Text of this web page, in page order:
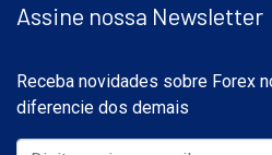
Assine nossa Newsletter
Receba novidades sobre Forex
diferencie dos demais